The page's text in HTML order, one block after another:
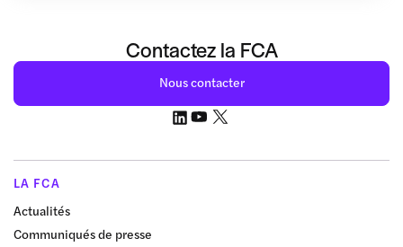
Contactez la FCA
Nous contacter
LA FCA
Actualités
Communiqués de presse